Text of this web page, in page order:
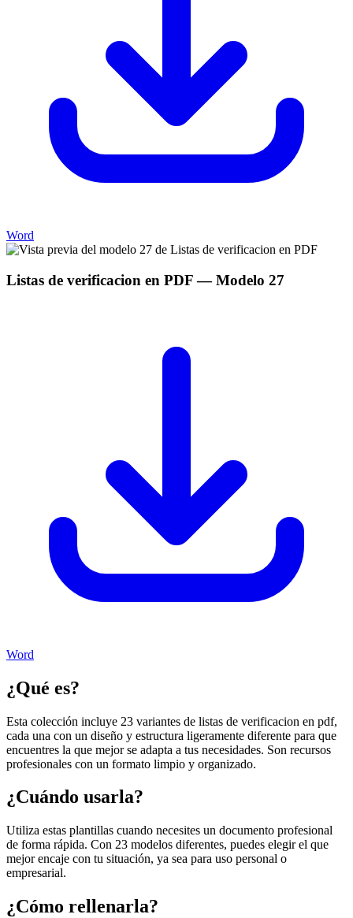
Word
Listas de verificacion en PDF— Modelo 27
Word
¿Qué es?
Esta colección incluye 23 variantes de listas de verificacion en pdf,
cada una con un diseño y estructura ligeramente diferente para que
encuentres la que mejor se adapta a tus necesidades. Son recursos
profesionales con un formato limpio y organizado.
¿Cuándo usarla?
Utiliza estas plantillas cuando necesites un documento profesional
de forma rápida. Con 23 modelos diferentes, puedes elegir el que
mejor encaje con tu situación, ya sea para uso personal o
empresarial.
¿Cómo rellenarla?